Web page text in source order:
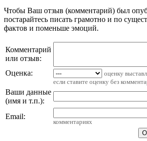
Чтобы Ваш отзыв (комментарий) был
постарайтесь писать грамотно и по
фактов и поменьше эмоций.
Комментарий
или отзыв:
Оценка:
оценку
если ставите оценку без
Ваши данные
(имя и т.п.):
Email:
комментариях